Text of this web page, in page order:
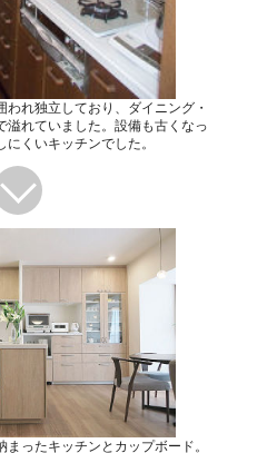
れ独立しており、ダイニング・
溢れていました。設備も古くなっ
くいキッチンでした。
ったキッチンとカップボード。